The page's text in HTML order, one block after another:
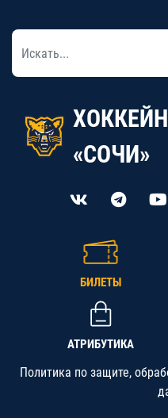
«СОЧИ»
БИЛЕТЫ
АТРИБУТИКА
Политика по защите,